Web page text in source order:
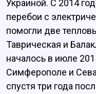
Украиной. С 2014
перебои с
помогли две
Таврическая и
началось в июле
Симферополе и
спустя три года